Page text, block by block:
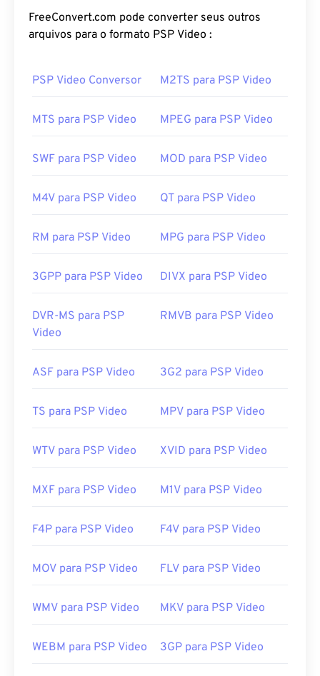
criptografiaContent Scramble System (CSS),
licenciada e mantida pelaDVD Copy Control
Como abrir um arquivo VOB?
Por padrão, os arquivos VOB abrem noCyberlink
desktops e unidades de DVD. Como os arquivos de
precisam ter um software de descriptografia CSS
Um arquivo VOB não criptografado geralmente
de arquivosMPEG-2genéricos.O VLC Media
criptografados e funciona em diversas plataformas,
incluindo dispositivos móveis.
Lançamento inicial:1997
https://www.videohelp.com/dvd#tech
FreeConvert.com pode converter seus outros
arquivos para o formato PSP Video :
PSP Video Conversor M2TS para PSP Video
MTS para PSP Video MPEG para PSP Video
SWF para PSP Video MOD para PSP Video
M4V para PSP Video QT para PSP Video
RM para PSP Video MPG para PSP Video
3GPP para PSP Video DIVX para PSP Video
DVR-MS para PSP
Video
RMVB para PSP Video
ASF para PSP Video 3G2 para PSP Video
TS para PSP Video MPV para PSP Video
WTV para PSP Video XVID para PSP Video
MXF para PSP Video M1V para PSP Video
F4P para PSP Video F4V para PSP Video
MOV para PSP Video FLV para PSP Video
WMV para PSP Video MKV para PSP Video
WEBM para PSP Video 3GP para PSP Video